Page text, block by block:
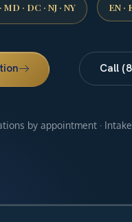
MD · DC · NJ · NY EN ·
Call
by appointment ·